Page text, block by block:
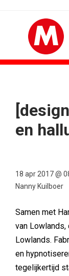
en
18 apr 2017 @
Nanny Kuilboer
Samen met
van
Lowlands.
en
tegelijkertijd